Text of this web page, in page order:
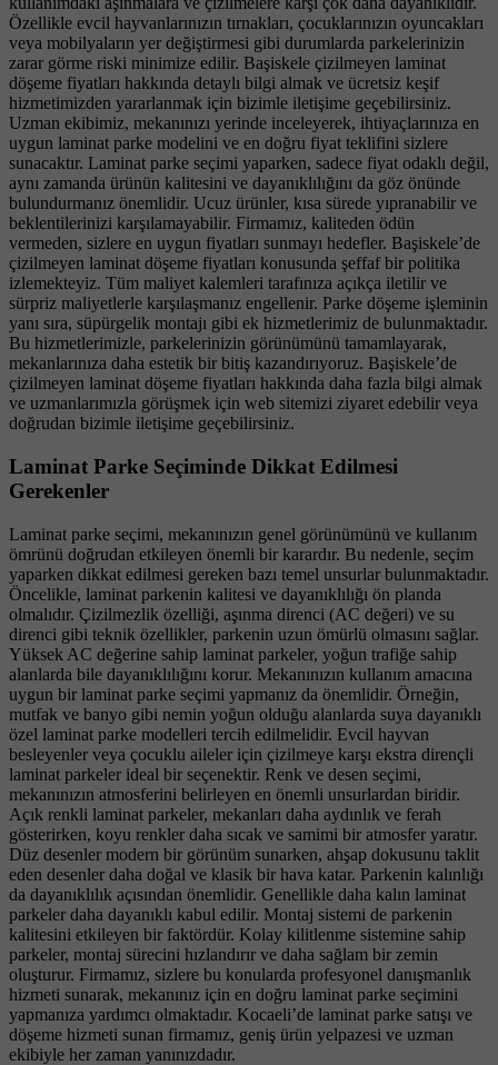
Özellikle evcil hayvanlarınızın tırnakları, çocuklarınızın oyuncakları
veya mobilyaların yer değiştirmesi gibi durumlarda parkelerinizin
zarar görme riski minimize edilir. Başiskele çizilmeyen laminat
döşeme fiyatları hakkında detaylı bilgi almak ve ücretsiz keşif
hizmetimizden yararlanmak için bizimle iletişime geçebilirsiniz.
Uzman ekibimiz, mekanınızı yerinde inceleyerek, ihtiyaçlarınıza en
uygun laminat parke modelini ve en doğru fiyat teklifini sizlere
sunacaktır. Laminat parke seçimi yaparken, sadece fiyat odaklı değil,
aynı zamanda ürünün kalitesini ve dayanıklılığını da göz önünde
bulundurmanız önemlidir. Ucuz ürünler, kısa sürede yıpranabilir ve
beklentilerinizi karşılamayabilir. Firmamız, kaliteden ödün
vermeden, sizlere en uygun fiyatları sunmayı hedefler. Başiskele’de
çizilmeyen laminat döşeme fiyatları konusunda şeffaf bir politika
izlemekteyiz. Tüm maliyet kalemleri tarafınıza açıkça iletilir ve
sürpriz maliyetlerle karşılaşmanız engellenir. Parke döşeme işleminin
yanı sıra, süpürgelik montajı gibi ek hizmetlerimiz de bulunmaktadır.
Bu hizmetlerimizle, parkelerinizin görünümünü tamamlayarak,
mekanlarınıza daha estetik bir bitiş kazandırıyoruz. Başiskele’de
çizilmeyen laminat döşeme fiyatları hakkında daha fazla bilgi almak
ve uzmanlarımızla görüşmek için web sitemizi ziyaret edebilir veya
doğrudan bizimle iletişime geçebilirsiniz.
Laminat Parke Seçiminde Dikkat Edilmesi
Gerekenler
Laminat parke seçimi, mekanınızın genel görünümünü ve kullanım
ömrünü doğrudan etkileyen önemli bir karardır. Bu nedenle, seçim
yaparken dikkat edilmesi gereken bazı temel unsurlar bulunmaktadır.
Öncelikle, laminat parkenin kalitesi ve dayanıklılığı ön planda
olmalıdır. Çizilmezlik özelliği, aşınma direnci (AC değeri) ve su
direnci gibi teknik özellikler, parkenin uzun ömürlü olmasını sağlar.
Yüksek AC değerine sahip laminat parkeler, yoğun trafiğe sahip
alanlarda bile dayanıklılığını korur. Mekanınızın kullanım amacına
uygun bir laminat parke seçimi yapmanız da önemlidir. Örneğin,
mutfak ve banyo gibi nemin yoğun olduğu alanlarda suya dayanıklı
özel laminat parke modelleri tercih edilmelidir. Evcil hayvan
besleyenler veya çocuklu aileler için çizilmeye karşı ekstra dirençli
laminat parkeler ideal bir seçenektir. Renk ve desen seçimi,
mekanınızın atmosferini belirleyen en önemli unsurlardan biridir.
Açık renkli laminat parkeler, mekanları daha aydınlık ve ferah
gösterirken, koyu renkler daha sıcak ve samimi bir atmosfer yaratır.
Düz desenler modern bir görünüm sunarken, ahşap dokusunu taklit
eden desenler daha doğal ve klasik bir hava katar. Parkenin kalınlığı
da dayanıklılık açısından önemlidir. Genellikle daha kalın laminat
parkeler daha dayanıklı kabul edilir. Montaj sistemi de parkenin
kalitesini etkileyen bir faktördür. Kolay kilitlenme sistemine sahip
parkeler, montaj sürecini hızlandırır ve daha sağlam bir zemin
oluşturur. Firmamız, sizlere bu konularda profesyonel danışmanlık
hizmeti sunarak, mekanınız için en doğru laminat parke seçimini
yapmanıza yardımcı olmaktadır. Kocaeli’de laminat parke satışı ve
döşeme hizmeti sunan firmamız, geniş ürün yelpazesi ve uzman
ekibiyle her zaman yanınızdadır.